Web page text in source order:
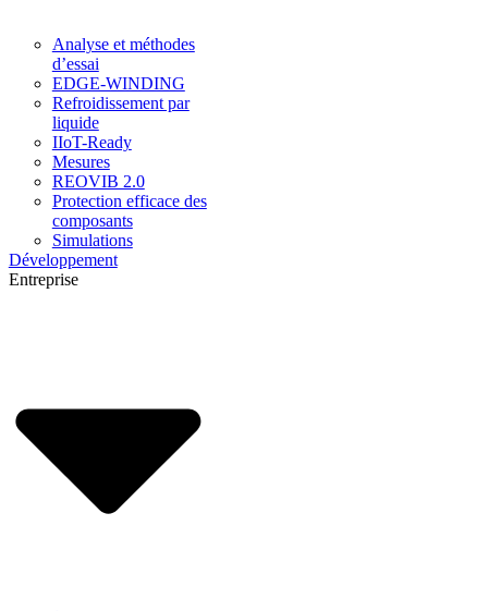
Analyse et méthodes
d’essai
EDGE-WINDING
Refroidissement par
liquide
IIoT-Ready
Mesures
REOVIB 2.0
Protection efficace des
composants
Simulations
Développement
Entreprise